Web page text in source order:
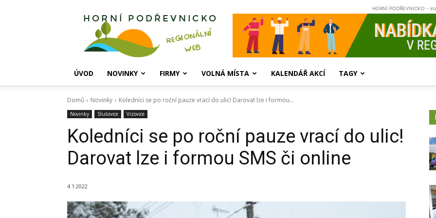
Horní
HORNÍ PODŘEVNICKO -
ÚVOD NOVINKY FIRMY VOLNÁ MÍSTA KALENDÁŘ AKCÍ TAGY
Domů Novinky Koledníci se po roční pauze vrací do ulic! Darovat lze i formou...
Novinky Slušovice Vizovice
Koledníci se po roční pauze vrací do ulic!
Darovat lze i formou SMS či online
4.1.2022